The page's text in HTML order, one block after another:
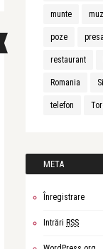
munte
poze presa
restaurant
Romania
telefon
META
Înregistrare
Intrări RSS